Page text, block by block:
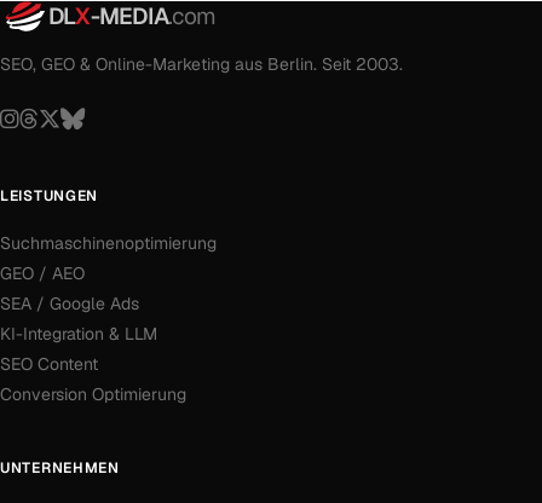
DLX-MEDIA.com
SEO, GEO & Online-Marketing aus Berlin. Seit 2003.
LEISTUNGEN
Suchmaschinenoptimierung
GEO / AEO
SEA / Google Ads
KI-Integration & LLM
SEO Content
Conversion Optimierung
UNTERNEHMEN